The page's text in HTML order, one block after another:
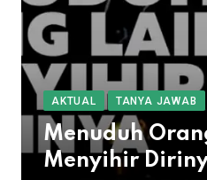
AKTUAL TANYA JAWAB
Menuduh
Menyihir